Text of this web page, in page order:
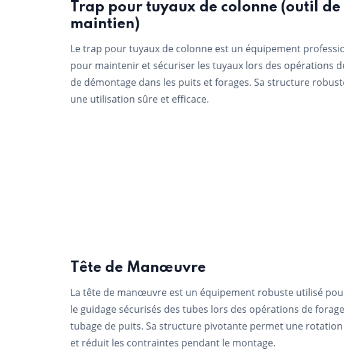
Trap pour tuyaux de colonne (outil de
maintien)
Le trap pour tuyaux de colonne est un équipement
pour maintenir et sécuriser les tuyaux lors des opérations
de démontage dans les puits et forages. Sa structure
une utilisation sûre et efficace.
Tête de Manœuvre
La tête de manœuvre est un équipement robuste utilisé
le guidage sécurisés des tubes lors des opérations de
tubage de puits. Sa structure pivotante permet une
et réduit les contraintes pendant le montage.